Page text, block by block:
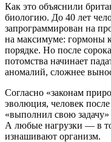
Как это объяснили
биологию. До 40 лет
запрограммирован на
на максимуме: гормоны
порядке. Но после
потомства начинает
аномалий, сложнее
Согласно «законам
эволюция, человек
«выполнил свою
А любые нагрузки — в
изнашивают организм.